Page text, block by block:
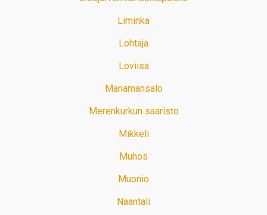
Liminka
Lohtaja
Loviisa
Manamansalo
Merenkurkun saaristo
Mikkeli
Muhos
Muonio
Naantali